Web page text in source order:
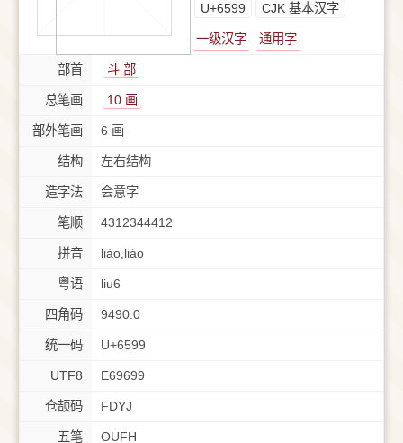
U+6599
CJK 基本汉字
一级汉字 通用字
部首 ⽃ 部
总笔画 10 画
部外笔画 6 画
结构 左右结构
造字法 会意字
笔顺 4312344412
拼音 liào,liáo
粤语 liu6
四角码 9490.0
统一码 U+6599
UTF8 E69699
仓颉码 FDYJ
五笔 OUFH